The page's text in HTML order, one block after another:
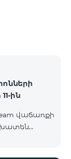
ին
վաճառքի